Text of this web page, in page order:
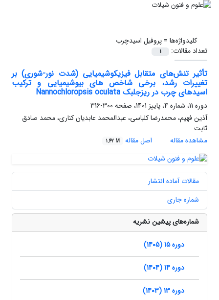
کلیدواژه‌ها =پروفیل اسیدچرب
تعداد مقالات:
1
تأثیر تنش‌های متقابل فیزیکوشیمیایی (شدت نور-شوری) بر
تغییرات رشد، برخی شاخص های بیوشیمیایی و ترکیب
اسیدهای چرب در ریزجلبک Nannochloropsis oculata
دوره 11، شماره 4، پاییز 1401، صفحه
300-316
آذین فهیم، محمدرضا کلباسی، عبدالمحمد عابدیان کناری، محمد صادق
ثابت
مشاهده مقاله
اصل مقاله 1.42 M
مقالات آماده انتشار
شماره جاری
شماره‌های پیشین نشریه
دوره 15 (1405)
دوره 14 (1404)
دوره 13 (1403)